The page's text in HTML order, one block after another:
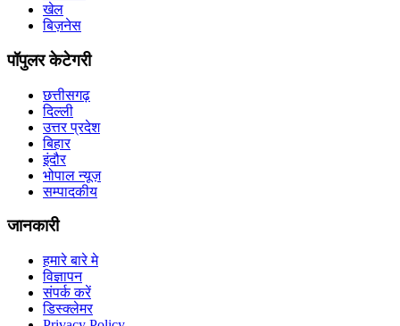
खेल
बिज़नेस
पॉपुलर केटेगरी
छत्तीसगढ़
दिल्ली
उत्तर प्रदेश
बिहार
इंदौर
भोपाल न्यूज़
सम्पादकीय
जानकारी
हमारे बारे मे
विज्ञापन
संपर्क करें
डिस्क्लेमर